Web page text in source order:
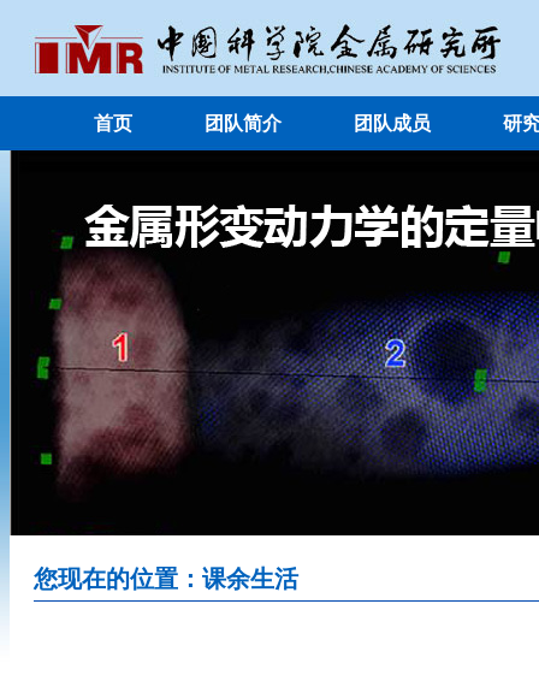
首页 团队简介 团队成员 研
您现在的位置：课余生活